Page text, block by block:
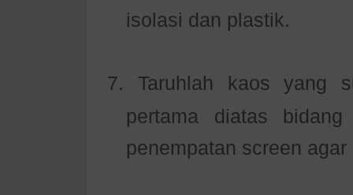
isolasi dan plastik.
7. Taruhlah kaos yang
pertama diatas
penempatan screen